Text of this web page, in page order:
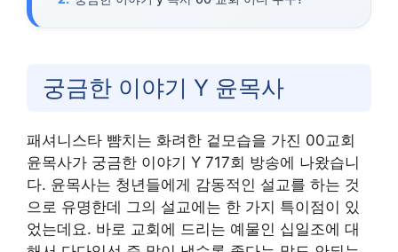
궁금한 이야기 Y 윤목사
패셔니스타 뺨치는 화려한 겉모습을 가진 00교회
윤목사가 궁금한 이야기 Y 717회 방송에 나왔습니
다. 윤목사는 청년들에게 감동적인 설교를 하는 것
으로 유명한데 그의 설교에는 한 가지 특이점이 있
었는데요. 바로 교회에 드리는 예물인 십일조에 대